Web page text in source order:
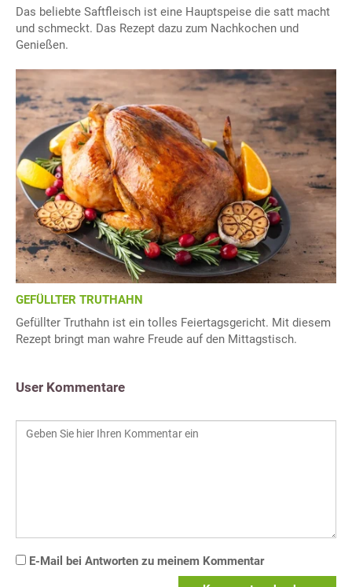
Das beliebte Saftfleisch ist eine Hauptspeise die satt macht
und schmeckt. Das Rezept dazu zum Nachkochen und
Genießen.
GEFÜLLTER TRUTHAHN
Gefüllter Truthahn ist ein tolles Feiertagsgericht. Mit diesem
Rezept bringt man wahre Freude auf den Mittagstisch.
User Kommentare
E-Mail bei Antworten zu meinem Kommentar